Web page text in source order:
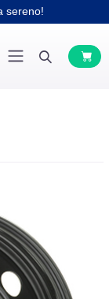
sereno!